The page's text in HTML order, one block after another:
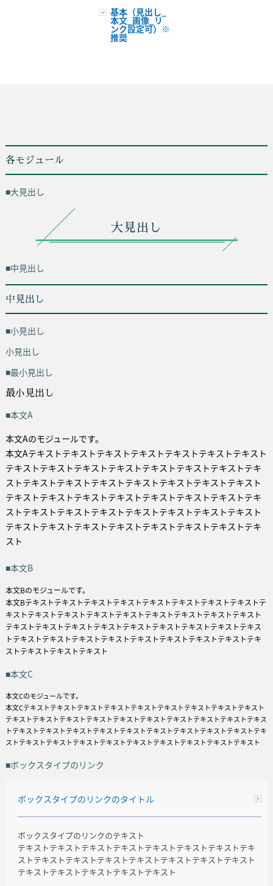
基本（見出し_
本文_画像_リ
ンク設定可）※
推奨
各モジュール
■大見出し
大見出し
■中見出し
中見出し
■小見出し
小見出し
■最小見出し
最小見出し
■本文A
本文Aのモジュールです。
本文Aテキストテキストテキストテキストテキストテキストテキスト
テキストテキストテキストテキストテキストテキストテキストテキ
ストテキストテキストテキストテキストテキストテキストテキスト
テキストテキストテキストテキストテキストテキストテキストテキ
ストテキストテキストテキストテキストテキストテキストテキスト
テキストテキストテキストテキストテキストテキストテキストテキ
スト
■本文B
本文Bのモジュールです。
本文Bテキストテキストテキストテキストテキストテキストテキストテキストテ
キストテキストテキストテキストテキストテキストテキストテキストテキスト
テキストテキストテキストテキストテキストテキストテキストテキストテキス
トテキストテキストテキストテキストテキストテキストテキストテキストテキ
ストテキストテキストテキスト
■本文C
本文Cのモジュールです。
本文Cテキストテキストテキストテキストテキストテキストテキストテキストテキスト
テキストテキストテキストテキストテキストテキストテキストテキストテキストテキス
トテキストテキストテキストテキストテキストテキストテキストテキストテキストテキ
ストテキストテキストテキストテキストテキストテキストテキストテキストテキスト
■ボックスタイプのリンク
ボックスタイプのリンクのタイトル
ボックスタイプのリンクのテキスト
テキストテキストテキストテキストテキストテキストテキストテキ
ストテキストテキストテキストテキストテキストテキストテキスト
テキストテキストテキストテキストテキスト